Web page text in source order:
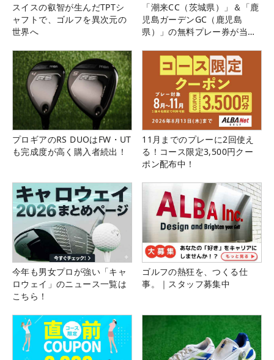
スイスの叡智が生んだTPTシ
ャフトで、ゴルフを異次元の
世界へ
「潮来CC（茨城県）」＆「鹿
児島ガーデンGC（鹿児島
県）」の無料プレー券が当た
プロギアのRS DUOはFW・UT
も完成度が高く購入者続出！
11月までのプレーに2回使え
る！コース限定3,500円クー
ポン配布中！
今年も男女プロが強い「キャ
ロウェイ」のニュース一覧は
こちら！
ゴルフの熱狂を、つくる仕
事。｜スタッフ募集中